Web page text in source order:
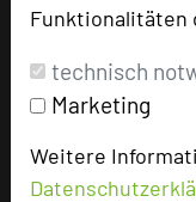
Funktionalitäten
technisch
Marketing
Weitere
Tagungsteilnehmer